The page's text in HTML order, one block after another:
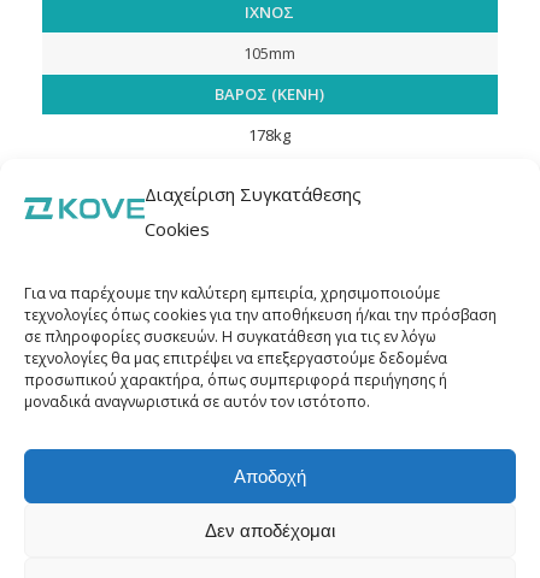
Διαχείριση Συγκατάθεσης
Cookies
Για να παρέχουμε την καλύτερη εμπειρία, χρησιμοποιούμε
τεχνολογίες όπως cookies για την αποθήκευση ή/και την πρόσβαση
σε πληροφορίες συσκευών. Η συγκατάθεση για τις εν λόγω
τεχνολογίες θα μας επιτρέψει να επεξεργαστούμε δεδομένα
προσωπικού χαρακτήρα, όπως συμπεριφορά περιήγησης ή
μοναδικά αναγνωριστικά σε αυτόν τον ιστότοπο.
Αποδοχή
Δεν αποδέχομαι
ΙΧΝΟΣ
105mm
ΒΑΡΟΣ (ΚΕΝΗ)
178kg